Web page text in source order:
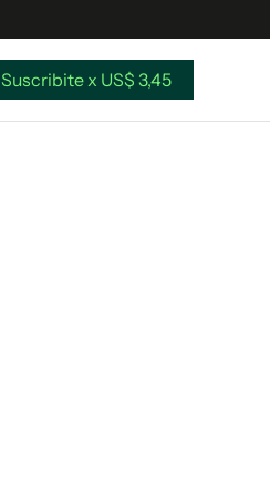
Suscribite x US$ 3,45